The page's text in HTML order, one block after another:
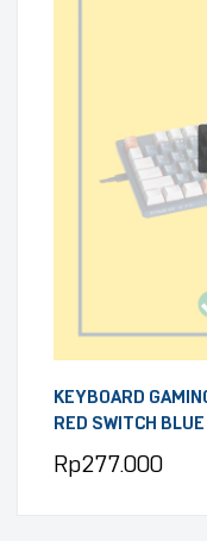
KEYBOARD
RED SWITCH BLUE
Rp277.000